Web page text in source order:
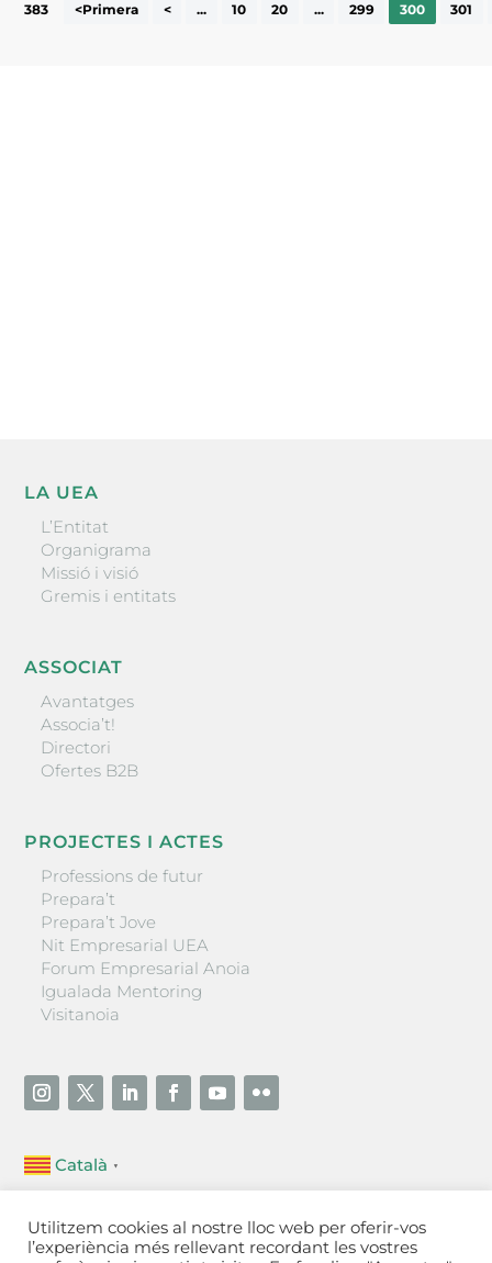
383
<Primera < ... 10 20 ... 299 300 301
LA UEA
L’Entitat
Organigrama
Missió i visió
Gremis i entitats
ASSOCIAT
Avantatges
Associa’t!
Directori
Ofertes B2B
PROJECTES I ACTES
Professions de futur
Prepara’t
Prepara’t Jove
Nit Empresarial UEA
Forum Empresarial Anoia
Igualada Mentoring
Visitanoia
Català ▼
Unió Empresarial de l’Anoia (UEA)
Ctra. de Manresa, 131, 08700 – Igualada (Barcelona)
Utilitzem cookies al nostre lloc web per oferir-vos
l’experiència més rellevant recordant les vostres